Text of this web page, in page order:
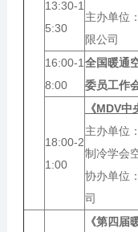
13:30-1
5:30
主办单位
限公司
16:00-1
8:00
全国暖通
委员工作
18:00-2
1:00
《MDV
主办单位
制冷学会
协办单位
司
《第四